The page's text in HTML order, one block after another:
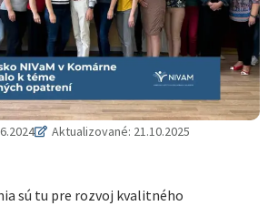
Aktualizované: 21.10.2025
sú tu pre rozvoj kvalitného